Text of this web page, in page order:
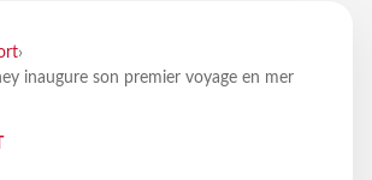
›
inaugure son premier voyage en mer